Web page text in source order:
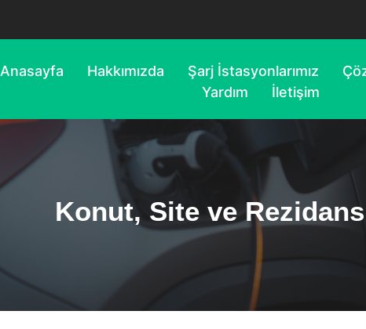
Anasayfa Hakkımızda Şarj İstasyonlarımız
Yardım
İletişim
Konut, Site ve